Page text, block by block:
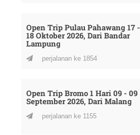
Open Trip Pulau Pahawang 17 -
18 Oktober 2026, Dari Bandar
Lampung
perjalanan ke 1854
Open Trip Bromo 1 Hari 09 - 09
September 2026, Dari Malang
perjalanan ke 1155